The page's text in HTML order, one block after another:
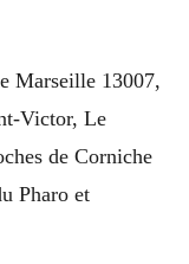
Marseille 13007,
Victor, Le
de Corniche
Pharo et